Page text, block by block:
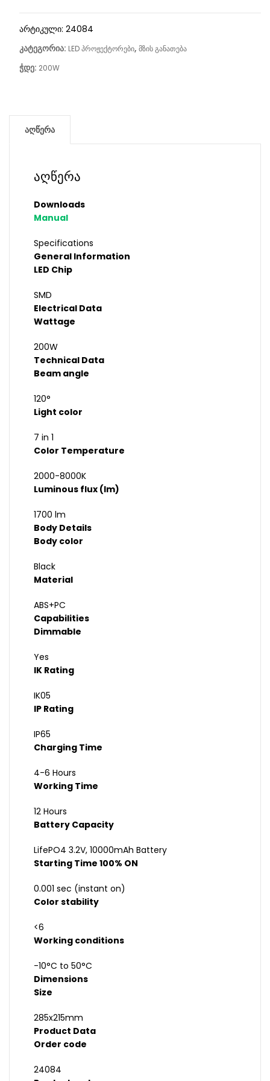
არტიკული: 24084
კატეგორია: LED პროჟექტორები, მზის განათება
ჭდე: 200W
აღწერა
აღწერა
Downloads
Manual
Specifications
General Information
LED Chip
SMD
Electrical Data
Wattage
200W
Technical Data
Beam angle
120°
Light color
7 in 1
Color Temperature
2000-8000K
Luminous flux (lm)
1700 lm
Body Details
Body color
Black
Material
ABS+PC
Capabilities
Dimmable
Yes
IK Rating
IK05
IP Rating
IP65
Charging Time
4-6 Hours
Working Time
12 Hours
Battery Capacity
LifePO4 3.2V, 10000mAh Battery
Starting Time 100% ON
0.001 sec (instant on)
Color stability
<6
Working conditions
-10°C to 50°C
Dimensions
Size
285x215mm
Product Data
Order code
24084